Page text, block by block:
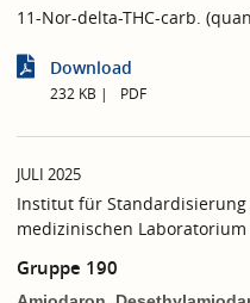
11-Nor-delta-THC-carb.
Download
232 KB PDF
JULI 2025
Institut für
medizinischen Laboratorium
Gruppe 190